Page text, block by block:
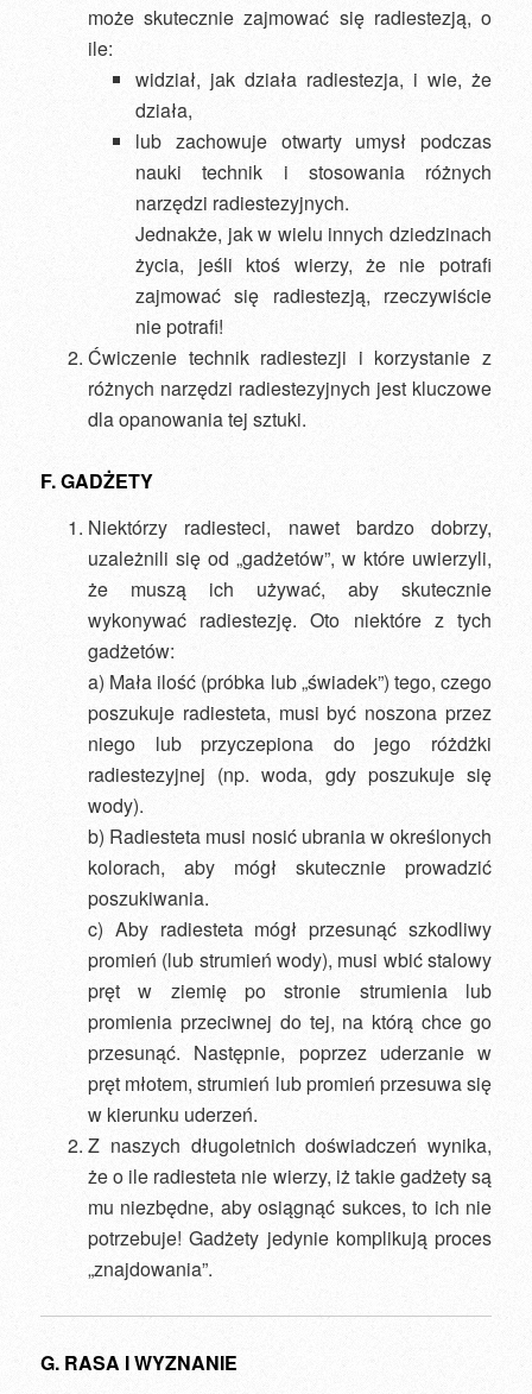
może skutecznie zajmować się radiestezją, o
ile:
widział, jak działa radiestezja, i wie, że
działa,
lub zachowuje otwarty umysł podczas
nauki technik i stosowania różnych
narzędzi radiestezyjnych.
Jednakże, jak w wielu innych dziedzinach
życia, jeśli ktoś wierzy, że nie potrafi
zajmować się radiestezją, rzeczywiście
nie potrafi!
Ćwiczenie technik radiestezji i korzystanie z
różnych narzędzi radiestezyjnych jest kluczowe
dla opanowania tej sztuki.
F. GADŻETY
Niektórzy radiesteci, nawet bardzo dobrzy,
uzależnili się od „gadżetów”, w które uwierzyli,
że muszą ich używać, aby skutecznie
wykonywać radiestezję. Oto niektóre z tych
gadżetów:
a) Mała ilość (próbka lub „świadek”) tego, czego
poszukuje radiesteta, musi być noszona przez
niego lub przyczepiona do jego różdżki
radiestezyjnej (np. woda, gdy poszukuje się
wody).
b) Radiesteta musi nosić ubrania w określonych
kolorach, aby mógł skutecznie prowadzić
poszukiwania.
c) Aby radiesteta mógł przesunąć szkodliwy
promień (lub strumień wody), musi wbić stalowy
pręt w ziemię po stronie strumienia lub
promienia przeciwnej do tej, na którą chce go
przesunąć. Następnie, poprzez uderzanie w
pręt młotem, strumień lub promień przesuwa się
w kierunku uderzeń.
Z naszych długoletnich doświadczeń wynika,
że o ile radiesteta nie wierzy, iż takie gadżety są
mu niezbędne, aby osiągnąć sukces, to ich nie
potrzebuje! Gadżety jedynie komplikują proces
„znajdowania”.
G. RASA I WYZNANIE